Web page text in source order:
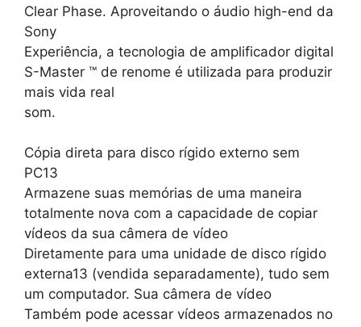
Clear Phase. Aproveitando o áudio high-end da
Sony
Experiência, a tecnologia de amplificador digital
S-Master ™ de renome é utilizada para produzir
mais vida real
som.
Cópia direta para disco rígido externo sem
PC13
Armazene suas memórias de uma maneira
totalmente nova com a capacidade de copiar
vídeos da sua câmera de vídeo
Diretamente para uma unidade de disco rígido
externa13 (vendida separadamente), tudo sem
um computador. Sua câmera de vídeo
Também pode acessar vídeos armazenados no